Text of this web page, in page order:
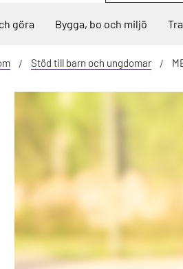
göra Bygga, bo och miljö
Stöd till barn och ungdomar